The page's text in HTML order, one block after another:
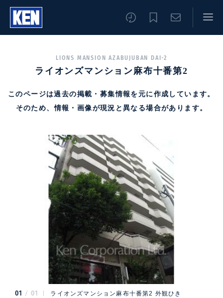
LIONS MANSION AZABUJUBAN DAI-2
ライオンズマンション麻布十番第2
このページは過去の掲載・募集情報を元に作成しています。
そのため、情報・画像が現況と異なる場合があります。
01 01 ライオンズマンション麻布十番第2 外観ひき